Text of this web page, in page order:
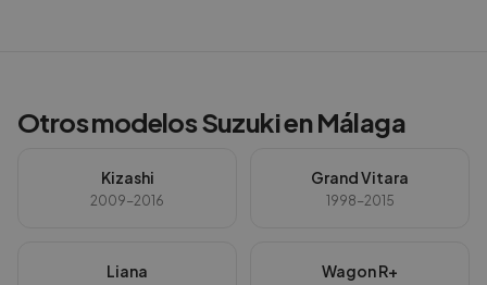
Otros modelosSuzukienMálaga
Kizashi
2009-2016
Grand Vitara
1998-2015
Liana Wagon R+